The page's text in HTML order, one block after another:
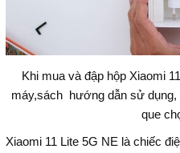
Khi mua và đập hộp Xiaomi
máy,sách hướng dẫn sử
que
Xiaomi 11 Lite 5G NE là chiếc